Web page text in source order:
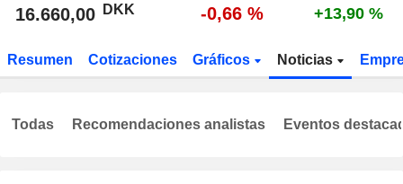
16.660,00 DKK -0,66 % +13,90 %
Resumen Cotizaciones Gráficos Noticias
Todas Recomendaciones analistas Eventos